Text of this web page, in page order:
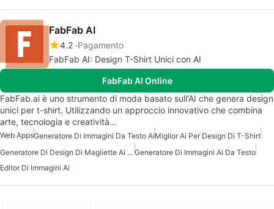
FabFab AI
4.2 Pagamento
FabFab AI: Design T-Shirt Unici con AI
FabFab AI Online
FabFab.ai è uno strumento di moda basato sull'AI che genera design
unici per t-shirt. Utilizzando un approccio innovativo che combina
arte, tecnologia e creatività…
Web AppsGeneratore Di Immagini Da Testo AiMiglior Ai Per Design Di T-Shirt
Generatore Di Design Di Magliette Ai Gratuito Generatore Di Immagini AI Da Testo
Editor Di Immagini Ai